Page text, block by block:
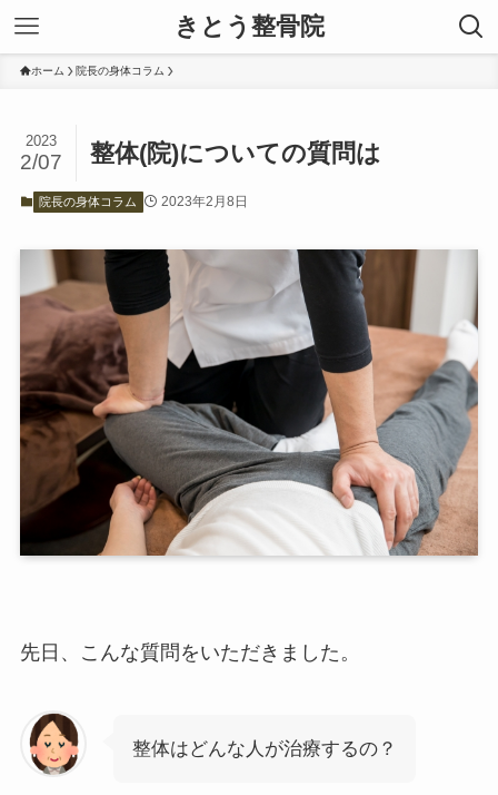
きとう整骨院
ホーム 院長の身体コラム
整体(院)についての質問は
2023
2/07
院長の身体コラム 2023年2月8日
先日、こんな質問をいただきました。
整体はどんな人が治療するの？